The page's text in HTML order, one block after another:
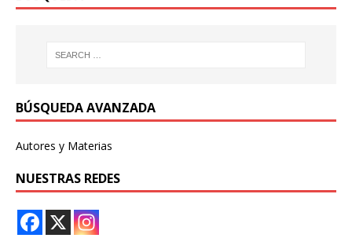
BÚSQUEDA AVANZADA
Autores y Materias
NUESTRAS REDES